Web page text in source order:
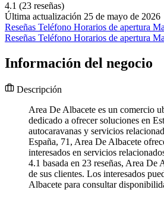
4.1 (23 reseñas)
Última actualización 25 de mayo de 2026
Reseñas Teléfono Horarios de apertura
Reseñas Teléfono Horarios de apertura
Información del negocio
Descripción
Area De Albacete es un comercio
dedicado a ofrecer soluciones en
autocaravanas y servicios
España, 71, Area De Albacete
interesados en servicios
4.1 basada en 23 reseñas, Area De
de sus clientes. Los interesados
Albacete para consultar